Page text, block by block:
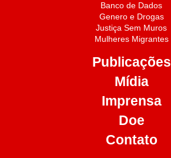
Banco de Dados
Genero e Drogas
Justiça Sem Muros
Mulheres Migrantes
Publicações
Mídia
Imprensa
Doe
Contato